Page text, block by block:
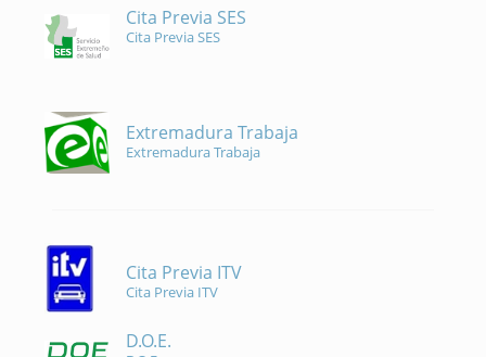
Cita Previa SES
Cita Previa SES
Extremadura Trabaja
Extremadura Trabaja
Cita Previa ITV
Cita Previa ITV
D.O.E.